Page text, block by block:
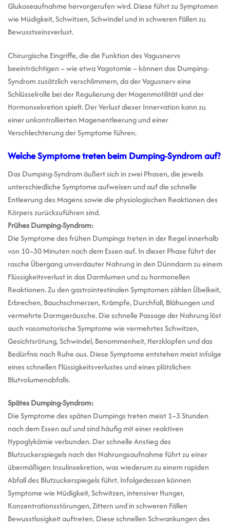
Glukoseaufnahme hervorgerufen wird. Diese führt zu Symptomen
wie Müdigkeit, Schwitzen, Schwindel und in schweren Fällen zu
Bewusstseinsverlust.
Chirurgische Eingriffe, die die Funktion des Vagusnervs
beeinträchtigen – wie etwa Vagotomie – können das Dumping-
Syndrom zusätzlich verschlimmern, da der Vagusnerv eine
Schlüsselrolle bei der Regulierung der Magenmotilität und der
Hormonsekretion spielt. Der Verlust dieser Innervation kann zu
einer unkontrollierten Magenentleerung und einer
Verschlechterung der Symptome führen.
Welche Symptome treten beim Dumping-Syndrom auf?
Das Dumping-Syndrom äußert sich in zwei Phasen, die jeweils
unterschiedliche Symptome aufweisen und auf die schnelle
Entleerung des Magens sowie die physiologischen Reaktionen des
Körpers zurückzuführen sind.
Frühes Dumping-Syndrom:
Die Symptome des frühen Dumpings treten in der Regel innerhalb
von 10–30 Minuten nach dem Essen auf. In dieser Phase führt der
rasche Übergang unverdauter Nahrung in den Dünndarm zu einem
Flüssigkeitsverlust in das Darmlumen und zu hormonellen
Reaktionen. Zu den gastrointestinalen Symptomen zählen Übelkeit,
Erbrechen, Bauchschmerzen, Krämpfe, Durchfall, Blähungen und
vermehrte Darmgeräusche. Die schnelle Passage der Nahrung löst
auch vasomotorische Symptome wie vermehrtes Schwitzen,
Gesichtsrötung, Schwindel, Benommenheit, Herzklopfen und das
Bedürfnis nach Ruhe aus. Diese Symptome entstehen meist infolge
eines schnellen Flüssigkeitsverlustes und eines plötzlichen
Blutvolumenabfalls.
Spätes Dumping-Syndrom:
Die Symptome des späten Dumpings treten meist 1–3 Stunden
nach dem Essen auf und sind häufig mit einer reaktiven
Hypoglykämie verbunden. Der schnelle Anstieg des
Blutzuckerspiegels nach der Nahrungsaufnahme führt zu einer
übermäßigen Insulinsekretion, was wiederum zu einem rapiden
Abfall des Blutzuckerspiegels führt. Infolgedessen können
Symptome wie Müdigkeit, Schwitzen, intensiver Hunger,
Konzentrationsstörungen, Zittern und in schweren Fällen
Bewusstlosigkeit auftreten. Diese schnellen Schwankungen des